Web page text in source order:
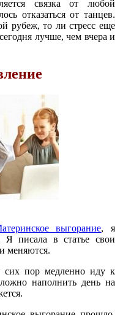
связка от любой
отказаться от танцев.
рубеж, то ли стресс еще
лучше, чем вчера и
выгорание, я
писала в статье свои
меняются.
пор медленно иду к
наполнить день на